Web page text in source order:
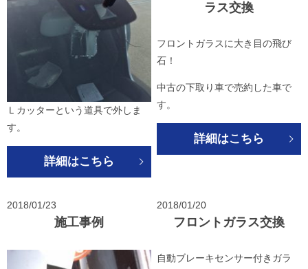
Ｌカッターという道具で外しま
す。
詳細はこちら
ラス交換
フロントガラスに大き目の飛び
石！
中古の下取り車で売約した車で
す。
詳細はこちら
2018/01/23
施工事例
2018/01/20
フロントガラス交換
自動ブレーキセンサー付きガラ